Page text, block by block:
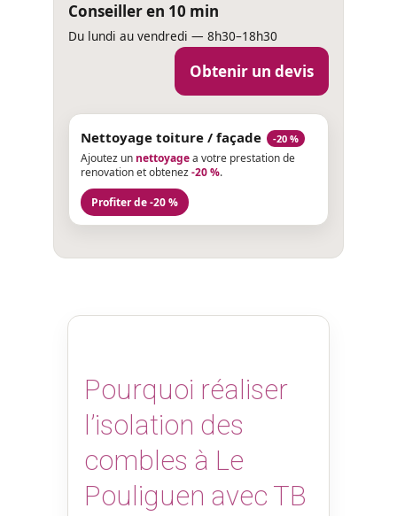
Conseiller en 10 min
Du lundi au vendredi — 8h30–18h30
Obtenir un devis
Nettoyage toiture / façade -20 %
Ajoutez un nettoyagea votre prestation de
renovation et obtenez-20 %.
Profiter de -20 %
Pourquoi réaliser
l’isolation des
combles à Le
Pouliguen avec TB